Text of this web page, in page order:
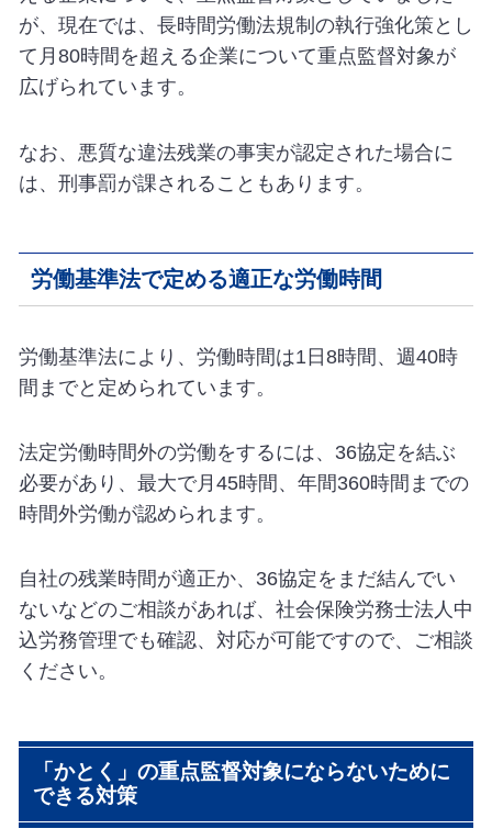
が、現在では、長時間労働法規制の執行強化策とし
て月80時間を超える企業について重点監督対象が
広げられています。
なお、悪質な違法残業の事実が認定された場合に
は、刑事罰が課されることもあります。
労働基準法で定める適正な労働時間
労働基準法により、労働時間は1日8時間、週40時
間までと定められています。
法定労働時間外の労働をするには、36協定を結ぶ
必要があり、最大で月45時間、年間360時間までの
時間外労働が認められます。
自社の残業時間が適正か、36協定をまだ結んでい
ないなどのご相談があれば、社会保険労務士法人中
込労務管理でも確認、対応が可能ですので、ご相談
ください。
「かとく」の重点監督対象にならないために
できる対策